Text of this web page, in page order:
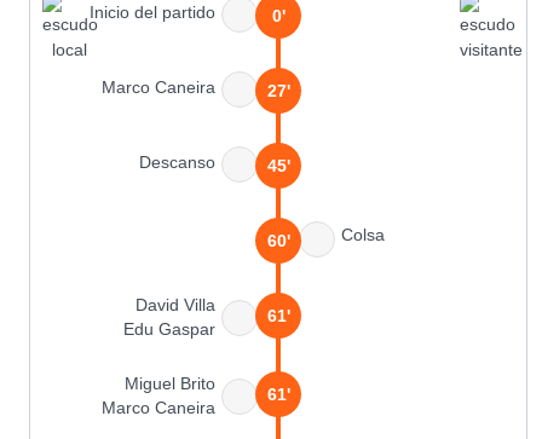
Inicio del partido 0'
Marco Caneira 27'
Descanso 45'
Colsa
60'
David Villa
Edu Gaspar
61'
Miguel Brito
Marco Caneira
61'